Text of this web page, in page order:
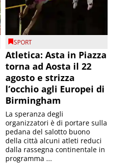
SPORT
Atletica: Asta in Piazza
torna ad Aosta il 22
agosto e strizza
l’occhio agli Europei di
Birmingham
La speranza degli
organizzatori è di portare sulla
pedana del salotto buono
della città alcuni atleti reduci
dalla rassegna continentale in
programma ...